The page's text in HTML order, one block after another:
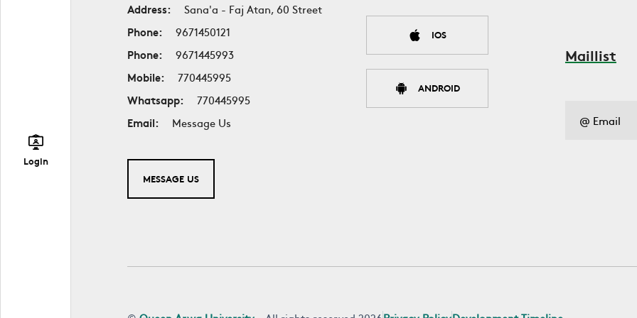
Login
Address:
Sana'a - Faj Atan, 60 Street
Phone:
9671450121
Phone:
9671445993
Mobile:
770445995
Whatsapp:
770445995
Email:
Message Us
MESSAGE US
IOS
ANDROID
Maillist